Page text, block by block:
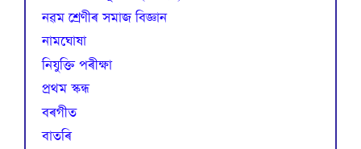
নৱম শ্ৰেণীৰ সমাজ বিজ্ঞান
নামঘোষা
নিযুক্তি পৰীক্ষা
প্রথম স্কন্ধ
বৰগীত
বাতৰি